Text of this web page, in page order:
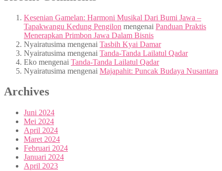
Kesenian Gamelan: Harmoni Musikal Dari Bumi Jawa –
Tapakwangu Kedung Pengilon mengenai Panduan Praktis
Menerapkan Primbon Jawa Dalam Bisnis
Nyairatusima mengenai Tasbih Kyai Damar
Nyairatusima mengenai Tanda-Tanda Lailatul Qadar
Eko mengenai Tanda-Tanda Lailatul Qadar
Nyairatusima mengenai Majapahit: Puncak Budaya Nusantara
Archives
Juni 2024
Mei 2024
April 2024
Maret 2024
Februari 2024
Januari 2024
April 2023